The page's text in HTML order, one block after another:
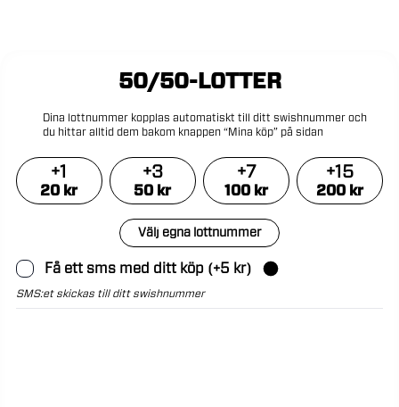
50/50-LOTTER
Dina lottnummer kopplas automatiskt till ditt swishnummer och
du hittar alltid dem bakom knappen “Mina köp” på sidan
+1
20kr
+3
50kr
+7
100kr
+15
200kr
Välj egna lottnummer
Få ett sms med ditt köp(+5 kr)
SMS:et skickas till ditt swishnummer